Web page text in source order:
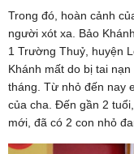
Trong đó, hoàn cảnh
người xót xa. Bảo
1 Trường Thuỷ, huyện
Khánh mất do bị tai
tháng. Từ nhỏ đến nay
của cha. Đến gần 2
mới, đã có 2 con nhỏ